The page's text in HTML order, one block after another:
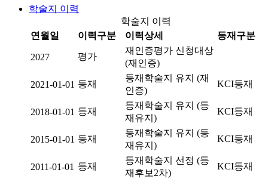
학술지 이력
학술지 이력
연월일
이력구분 이력상세 등재구분
2027 평가
재인증평가 신청대상
(재인증)
2021-01-01 등재
등재학술지 유지 (재
인증)
KCI등재
2018-01-01 등재
등재학술지 유지 (등
재유지)
KCI등재
2015-01-01 등재
등재학술지 유지 (등
재유지)
KCI등재
2011-01-01 등재
등재학술지 선정 (등
재후보2차)
KCI등재